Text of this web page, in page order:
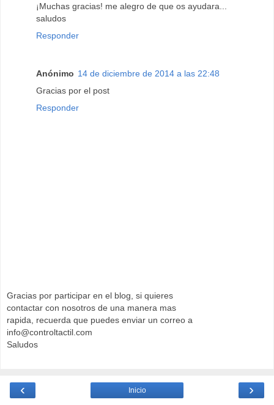
¡Muchas gracias! me alegro de que os ayudara...
saludos
Responder
Anónimo 14 de diciembre de 2014 a las 22:48
Gracias por el post
Responder
Gracias por participar en el blog, si quieres
contactar con nosotros de una manera mas
rapida, recuerda que puedes enviar un correo a
info@controltactil.com
Saludos
‹ ›
Inicio